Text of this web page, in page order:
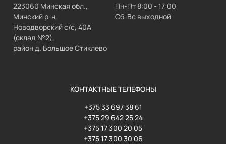
223060 Минская обл.,
Минский р-н,
Новодворский с/с, 40А
(склад №2),
район д. Большое Стиклево
Пн-Пт 8:00 - 17:00
Сб-Вс выходной
КОНТАКТНЫЕ ТЕЛЕФОНЫ
+375 33 697 38 61
+375 29 642 25 24
+375 17 300 20 05
+375 17 300 30 06